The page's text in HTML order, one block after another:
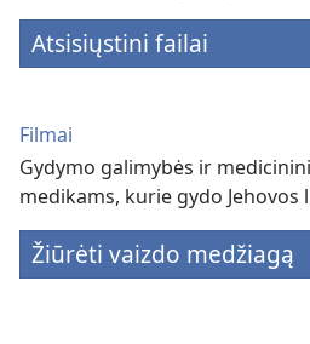
Atsisiųstini failai
Filmai
Gydymo galimybės ir
medikams, kurie gydo Jehovos
Žiūrėti vaizdo medžiagą